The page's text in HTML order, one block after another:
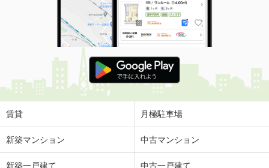
賃貸 月極駐車場
新築マンション 中古マンション
新築一戸建て 中古一戸建て